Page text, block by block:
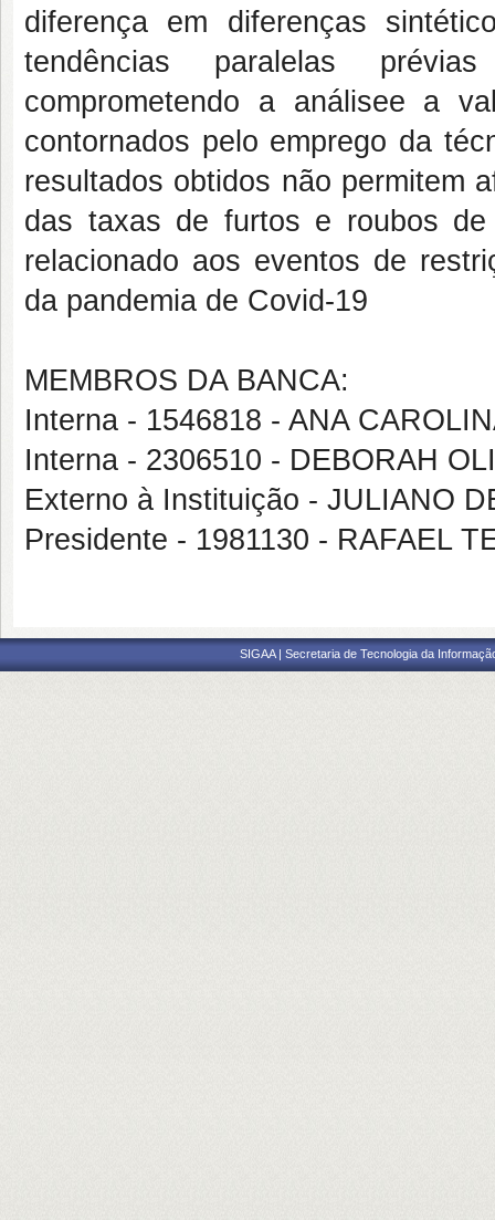
diferença em diferenças
tendências paralelas
comprometendo a análisee a
contornados pelo emprego da
resultados obtidos não permitem
das taxas de furtos e roubos
relacionado aos eventos de
da pandemia de Covid-19
MEMBROS DA BANCA:
Interna - 1546818 - ANA
Interna - 2306510 - DEBORAH
Externo à Instituição - JULIANO
Presidente - 1981130 - RAFAEL
SIGAA | Secretaria de Tecnologia da